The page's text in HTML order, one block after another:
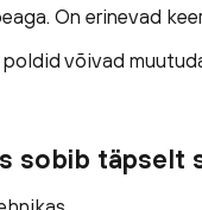
On erinevad
võivad
sobib täpselt